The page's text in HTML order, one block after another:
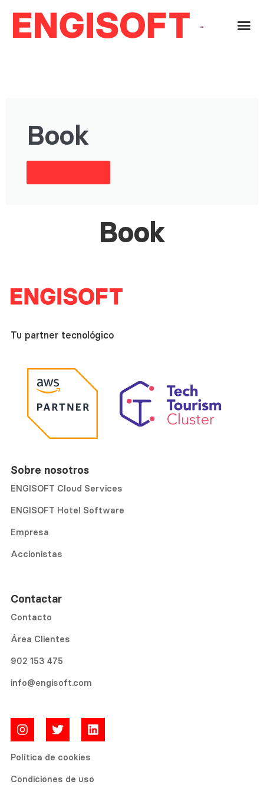
Book
Book
Tu partner tecnológico
Sobre nosotros
ENGISOFT Cloud Services
ENGISOFT Hotel Software
Empresa
Accionistas
Contactar
Contacto
Área Clientes
902 153 475
info@engisoft.com
Política de cookies
Condiciones de uso